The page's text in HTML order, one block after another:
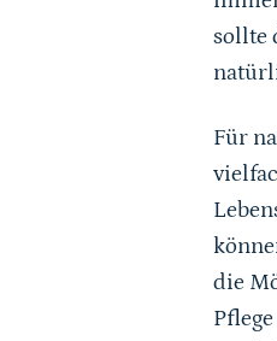
sollte
Für
die